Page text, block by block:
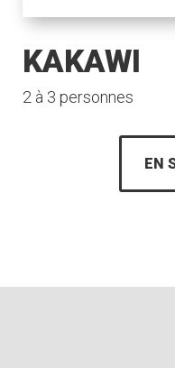
KAKAWI
2 à 3 personnes
EN